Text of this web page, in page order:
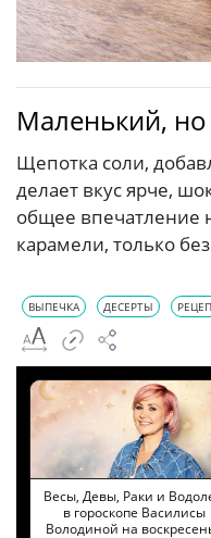
Маленький,
Щепотка соли,
делает вкус ярче,
общее впечатление
карамели, только
ВЫПЕЧКА ДЕСЕРТЫ
Весы, Девы, Раки и
в гороскопе Василисы
Володиной на